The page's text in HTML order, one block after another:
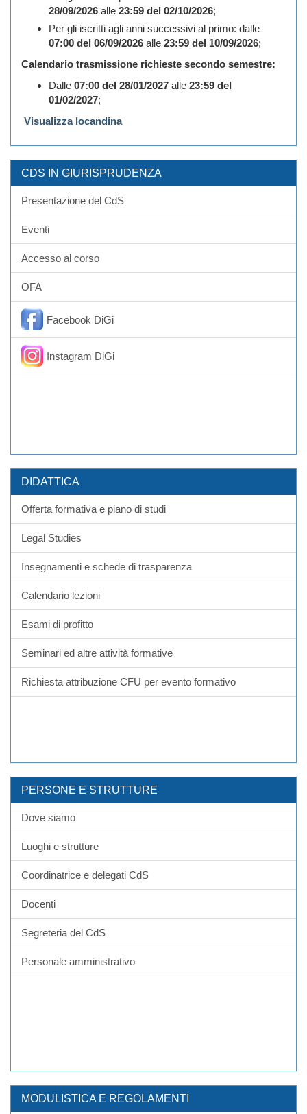
28/09/2026 alle 23:59 del 02/10/2026;
Per gli iscritti agli anni successivi al primo: dalle
07:00 del 06/09/2026 alle 23:59 del 10/09/2026;
Calendario trasmissione richieste secondo semestre:
Dalle 07:00 del 28/01/2027 alle 23:59 del
01/02/2027;
Visualizza locandina
CDS IN GIURISPRUDENZA
Presentazione del CdS
Eventi
Accesso al corso
OFA
Facebook DiGi
Instagram DiGi
DIDATTICA
Offerta formativa e piano di studi
Legal Studies
Insegnamenti e schede di trasparenza
Calendario lezioni
Esami di profitto
Seminari ed altre attività formative
Richiesta attribuzione CFU per evento formativo
PERSONE E STRUTTURE
Dove siamo
Luoghi e strutture
Coordinatrice e delegati CdS
Docenti
Segreteria del CdS
Personale amministrativo
MODULISTICA E REGOLAMENTI